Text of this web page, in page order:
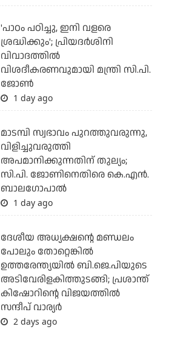
'പാഠം പഠിച്ചു, ഇനി വളരെ
ശ്രദ്ധിക്കും'; പ്രിയദര്‍ശിനി
വിവാദത്തില്‍
വിശദീകരണവുമായി മന്ത്രി സി.പി.
ജോണ്‍
1 day ago
മാടമ്പി സ്വഭാവം പുറത്തുവരുന്നു,
വിളിച്ചുവരുത്തി
അപമാനിക്കുന്നതിന് തുല്യം;
സി.പി. ജോണിനെതിരെ കെ.എന്‍.
ബാലഗോപാല്‍
1 day ago
ദേശീയ അധ്യക്ഷന്റെ മണ്ഡലം
പോലും തോറ്റെങ്കില്‍
ഉത്തരേന്ത്യയില്‍ ബി.ജെ.പിയുടെ
അടിവേരിളകിത്തുടങ്ങി; പ്രശാന്ത്
കിഷോറിന്റെ വിജയത്തില്‍
സന്ദീപ് വാര്യര്‍
2 days ago